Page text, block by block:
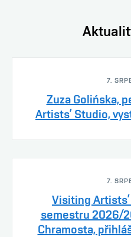
7.
Zuza Golińska,
Artists’ Studio,
7.
Visiting
semestru 2026/
Chramosta,